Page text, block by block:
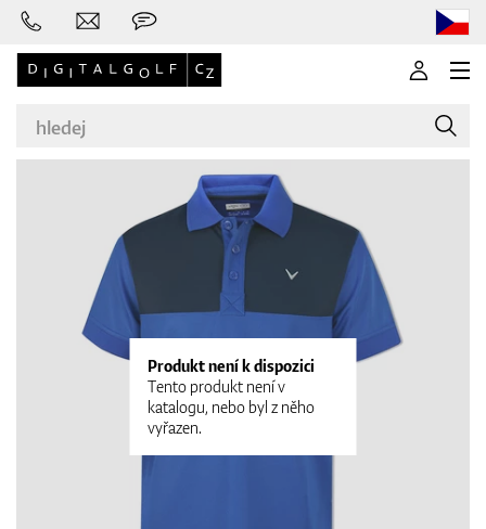
Značky
Golfové hole
Produkt není k dispozici
Tento produkt není v
katalogu, nebo byl z něho
vyřazen.